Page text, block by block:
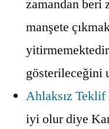
zamandan beri
manşete
gösterileceğini
Ahlaksız Teklif
iyi olur diye